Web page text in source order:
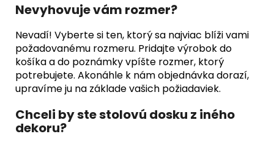
Nevyhovuje vám rozmer?
Nevadí! Vyberte si ten, ktorý sa najviac blíži vami
požadovanému rozmeru. Pridajte výrobok do
košíka a do poznámky vpíšte rozmer, ktorý
potrebujete. Akonáhle k nám objednávka dorazí,
upravíme ju na základe vašich požiadaviek.
Chceli by ste stolovú dosku z iného
dekoru?